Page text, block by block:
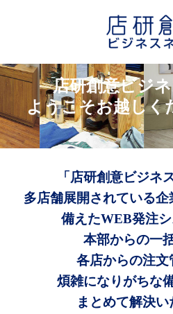
店研創意ビジ
ようこそお越しく
「店研創意ビジネ
多店舗展開されている
備えたWEB発注シ
本部からの一
各店からの注文
煩雑になりがちな
まとめて解決い